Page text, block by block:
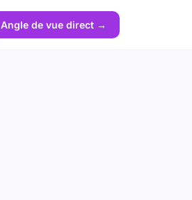
Angle de vue direct →